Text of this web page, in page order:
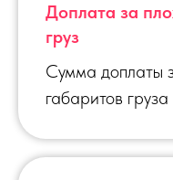
Доплата за
груз
Сумма доплаты
габаритов